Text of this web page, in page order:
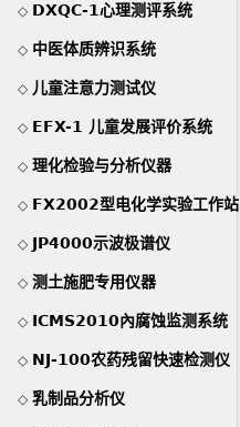
◇ DXQC-1心理测评系统
◇ 中医体质辨识系统
◇ 儿童注意力测试仪
◇ EFX-1 儿童发展评价系统
◇ 理化检验与分析仪器
◇ FX2002型电化学实验工作站
◇ JP4000示波极谱仪
◇ 测土施肥专用仪器
◇ ICMS2010內腐蚀监测系统
◇ NJ-100农药残留快速检测仪
◇ 乳制品分析仪